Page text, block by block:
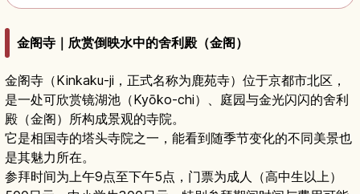
金阁寺｜欣赏倒映水中的舍利殿（金阁）
金阁寺（Kinkaku-ji，正式名称为鹿苑寺）位于京都市北区，
是一处可欣赏镜湖池（Kyōko-chi）、庭园与金光闪闪的舍利
殿（金阁）所构成景观的寺院。
它是相国寺的塔头寺院之一，能看到随季节变化的不同美景也
是其魅力所在。
参拜时间为上午9点至下午5点，门票为成人（高中生以上）